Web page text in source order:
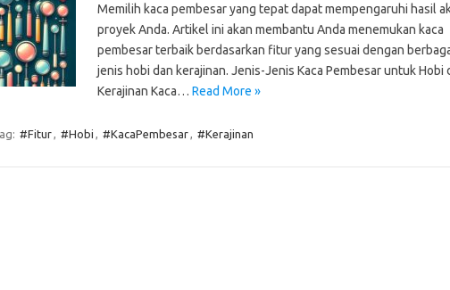
Memilih kaca pembesar yang tepat dapat mempengaruhi hasil
proyek Anda. Artikel ini akan membantu Anda menemukan kaca
pembesar terbaik berdasarkan fitur yang sesuai dengan
jenis hobi dan kerajinan. Jenis-Jenis Kaca Pembesar untuk Hobi
Kerajinan Kaca… Read More »
#Fitur, #Hobi , #KacaPembesar, #Kerajinan